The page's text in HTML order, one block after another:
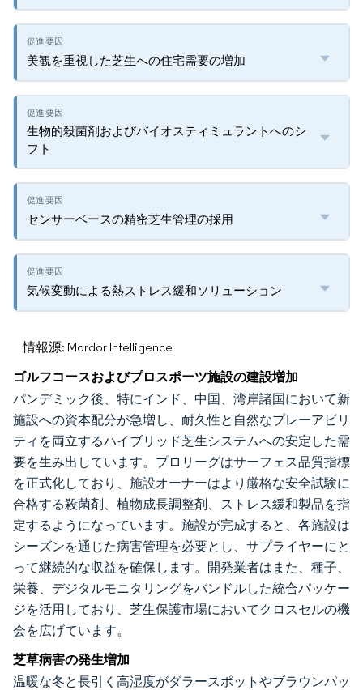
美観を重視した芝生への住宅需要の増加
生物的殺菌剤およびバイオスティミュラントへのシ
フト
センサーベースの精密芝生管理の採用
気候変動による熱ストレス緩和ソリューション
情報源: Mordor Intelligence
ゴルフコースおよびプロスポーツ施設の建設増加
パンデミック後、特にインド、中国、湾岸諸国において新
施設への資本配分が急増し、耐久性と自然なプレーアビリ
ティを両立するハイブリッド芝生システムへの安定した需
要を生み出しています。プロリーグはサーフェス品質指標
を正式化しており、施設オーナーはより厳格な安全試験に
合格する殺菌剤、植物成長調整剤、ストレス緩和製品を指
定するようになっています。施設が完成すると、各施設は
シーズンを通じた病害管理を必要とし、サプライヤーにと
って継続的な収益を確保します。開発業者はまた、種子、
栄養、デジタルモニタリングをバンドルした統合パッケー
ジを活用しており、芝生保護市場においてクロスセルの機
会を広げています。
芝草病害の発生増加
温暖な冬と長引く高湿度がダラースポットやブラウンパッ